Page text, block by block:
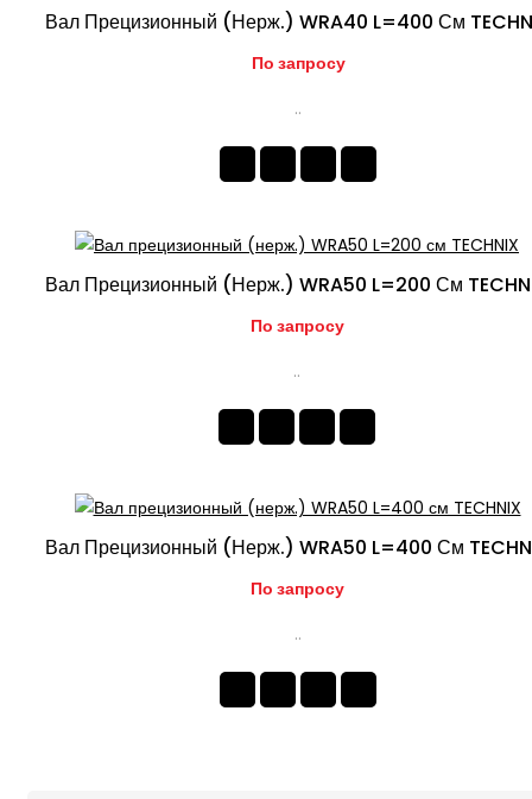
Вал Прецизионный (нерж.) WRA40 L=400 См
По запросу
..
Вал Прецизионный (нерж.) WRA50 L=200 См
По запросу
..
Вал Прецизионный (нерж.) WRA50 L=400 См
По запросу
..